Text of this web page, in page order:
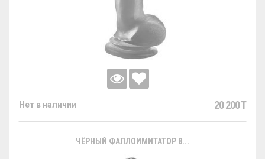
Нет в наличии 20 200 T
ЧЁРНЫЙ ФАЛЛОИМИТАТОР 8...